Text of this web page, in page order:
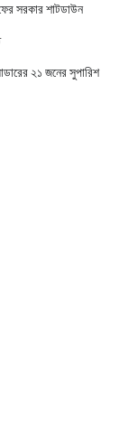
সরকার শাটডাউন
২১ জনের সুপারিশ